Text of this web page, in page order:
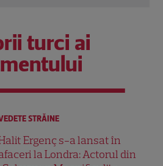
turci ai
STRĂINE
Ergenç s-a lansat în
la Londra: Actorul din